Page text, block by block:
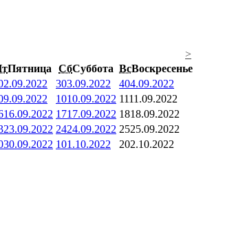
>
Пятница СбСуббота ВсВоскресенье
303.09.2022 404.09.2022
1010.09.2022 1111.09.2022
16.09.2022 1717.09.2022 1818.09.2022
23.09.2022 2424.09.2022 2525.09.2022
30.09.2022 101.10.2022 202.10.2022